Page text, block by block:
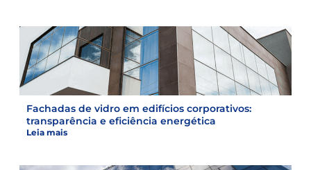
Fachadas de vidro em edifícios corporativos:
transparência e eficiência energética
Leia mais